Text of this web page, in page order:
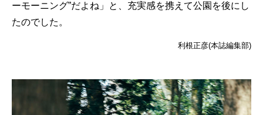
ーモーニング”だよね」と、充実感を携えて公園を後にし
たのでした。
利根正彦(本誌編集部)